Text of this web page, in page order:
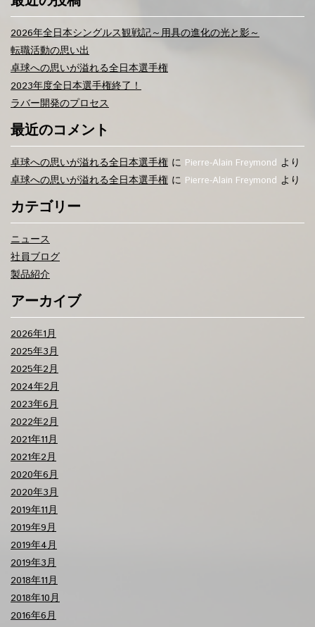
2026年全日本シングルス観戦記～用具の進化の光と影～
転職活動の思い出
卓球への思いが溢れる全日本選手権
2023年度全日本選手権終了！
ラバー開発のプロセス
最近のコメント
卓球への思いが溢れる全日本選手権 に Pierre-Alain Freymond より
卓球への思いが溢れる全日本選手権 に Pierre-Alain Freymond より
カテゴリー
ニュース
社員ブログ
製品紹介
アーカイブ
2026年1月
2025年3月
2025年2月
2024年2月
2023年6月
2022年2月
2021年11月
2021年2月
2020年6月
2020年3月
2019年11月
2019年9月
2019年4月
2019年3月
2018年11月
2018年10月
2016年6月